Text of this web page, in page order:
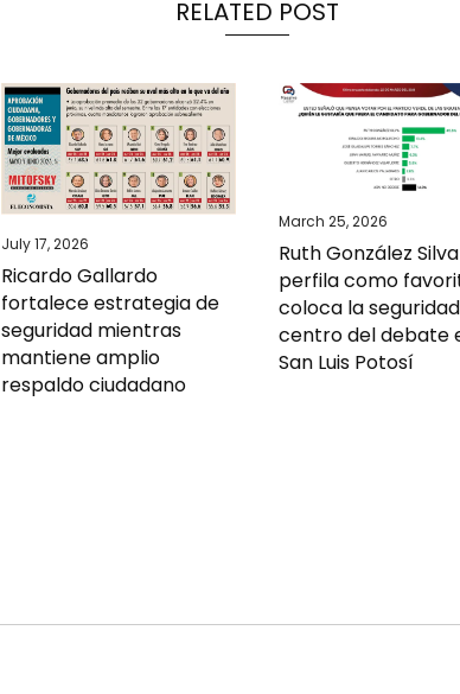
RELATED POST
July 17, 2026
Ricardo Gallardo
fortalece estrategia de
seguridad mientras
mantiene amplio
respaldo ciudadano
March 25, 2026
Ruth González
perfila como
coloca la
centro del debate
San Luis Potosí